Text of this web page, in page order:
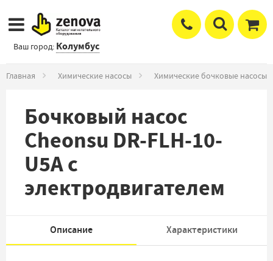
Ваш город: Колумбус
Главная Химические насосы Химические бочковые насосы
Бочковый насос
Cheonsu DR-FLH-10-
U5A с
электродвигателем
Описание Характеристики